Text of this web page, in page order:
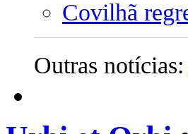
Covilhã
Outras notícias: